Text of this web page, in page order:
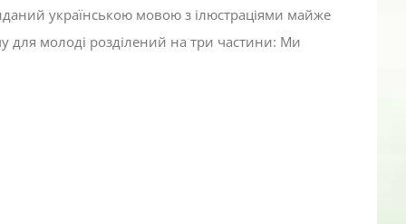
українською мовою з ілюстраціями майже
для молоді розділений на три частини: Ми